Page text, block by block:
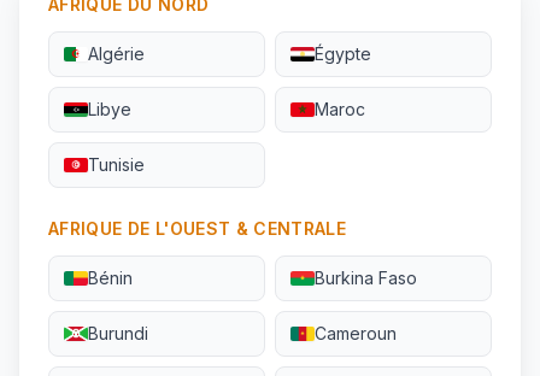
Algérie Égypte
Libye Maroc
Tunisie
AFRIQUE DE L'OUEST & CENTRALE
Bénin Burkina Faso
Burundi Cameroun